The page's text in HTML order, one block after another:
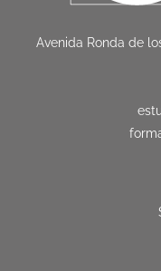
Avenida Ronda de